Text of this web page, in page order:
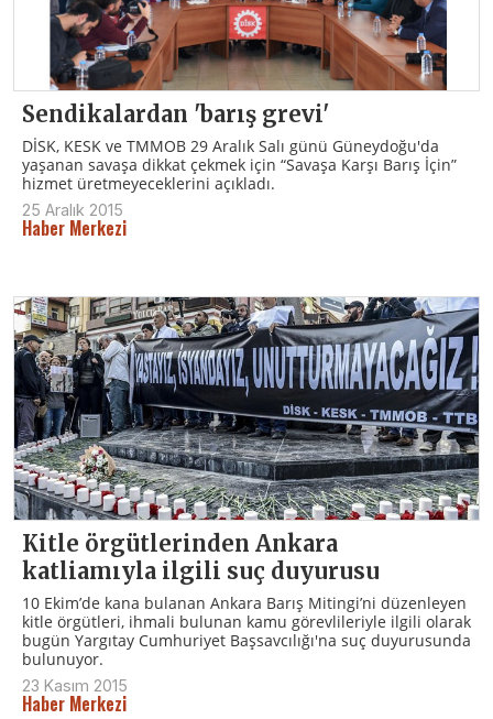
Sendikalardan 'barış grevi'
DİSK, KESK ve TMMOB 29 Aralık Salı günü Güneydoğu'da
yaşanan savaşa dikkat çekmek için “Savaşa Karşı Barış İçin”
hizmet üretmeyeceklerini açıkladı.
25 Aralık 2015
Haber Merkezi
Kitle örgütlerinden Ankara
katliamıyla ilgili suç duyurusu
10 Ekim’de kana bulanan Ankara Barış Mitingi’ni düzenleyen
kitle örgütleri, ihmali bulunan kamu görevlileriyle ilgili olarak
bugün Yargıtay Cumhuriyet Başsavcılığı'na suç duyurusunda
bulunuyor.
23 Kasım 2015
Haber Merkezi